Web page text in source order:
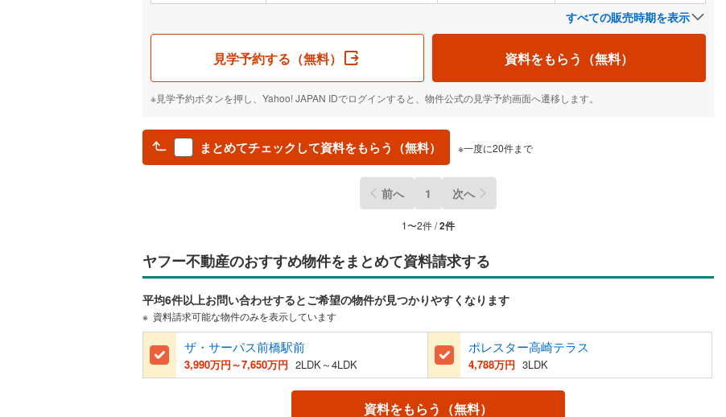
すべての販売時期を表示
見学予約する（無料） 資料をもらう（無料）
※見学予約ボタンを押し、Yahoo! JAPAN IDでログインすると、物件公式の見学予約画面へ遷移します。
まとめてチェックして資料をもらう（無料） ※一度に20件まで
前へ 1 次へ
1〜2件 /2件
ヤフー不動産のおすすめ物件をまとめて資料請求する
平均6件以上お問い合わせするとご希望の物件が見つかりやすくなります
資料請求可能な物件のみを表示しています
ザ・サーパス前橋駅前
3,990万円～7,650万円 2LDK～4LDK
ポレスター高崎テラス
4,788万円 3LDK
資料をもらう（無料）